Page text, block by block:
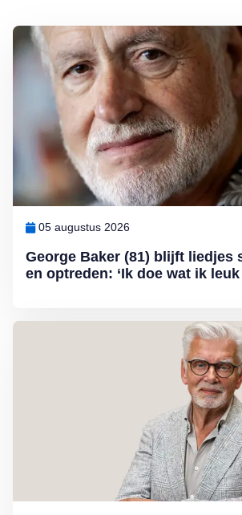
George Baker (81) blijft liedjes
en optreden: ‘Ik doe wat ik leuk
05 augustus 2026
Lees meer over George Baker (81) blijft
Lees meer over Column Jan Slagter: Samen